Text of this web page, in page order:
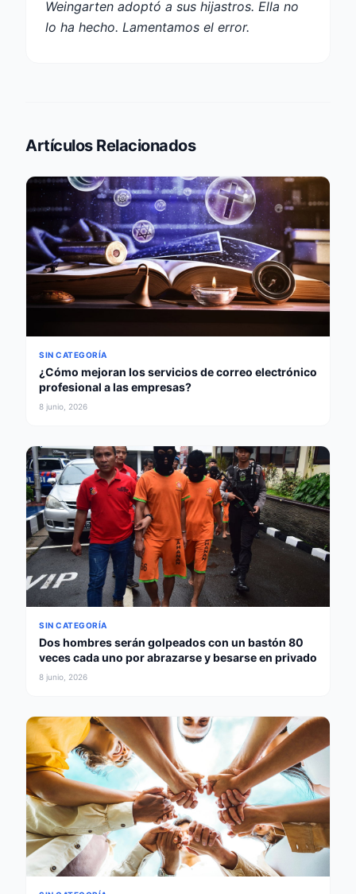
Weingarten adoptó a sus hijastros. Ella no
lo ha hecho. Lamentamos el error.
Artículos Relacionados
SIN CATEGORÍA
¿Cómo mejoran los servicios de correo electrónico
profesional a las empresas?
8 junio, 2026
SIN CATEGORÍA
Dos hombres serán golpeados con un bastón 80
veces cada uno por abrazarse y besarse en privado
8 junio, 2026